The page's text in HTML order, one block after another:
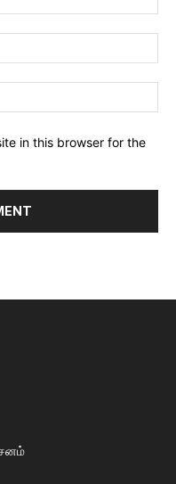
in this browser for the